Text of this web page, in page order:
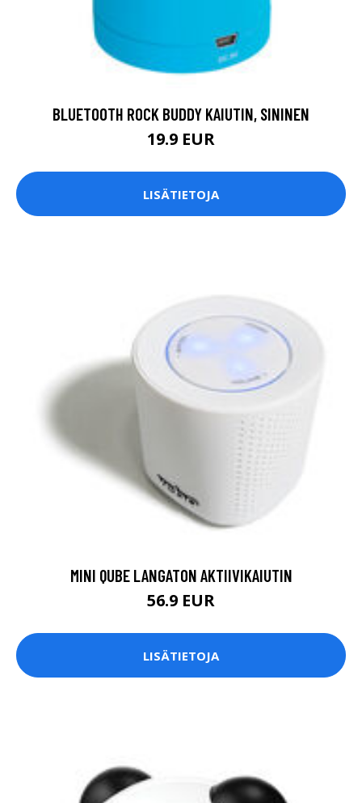
BLUETOOTH ROCK BUDDY KAIUTIN, SININEN
19.9 EUR
LISÄTIETOJA
MINI QUBE LANGATON AKTIIVIKAIUTIN
56.9 EUR
LISÄTIETOJA